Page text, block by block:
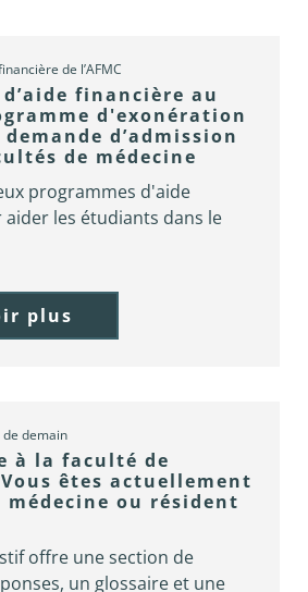
de l’AFMC
financière au
d'exonération
d’admission
de médecine
programmes d'aide
les étudiants dans le
plus
de demain
à la faculté de
êtes actuellement
ou résident
offre une section de
un glossaire et une